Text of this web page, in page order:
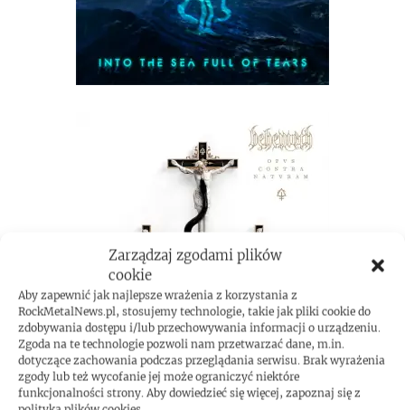
Zarządzaj zgodami plików
cookie
Aby zapewnić jak najlepsze wrażenia z korzystania z
RockMetalNews.pl, stosujemy technologie, takie jak pliki cookie do
zdobywania dostępu i/lub przechowywania informacji o urządzeniu.
Zgoda na te technologie pozwoli nam przetwarzać dane, m.in.
dotyczące zachowania podczas przeglądania serwisu. Brak wyrażenia
zgody lub też wycofanie jej może ograniczyć niektóre
funkcjonalności strony. Aby dowiedzieć się więcej, zapoznaj się z